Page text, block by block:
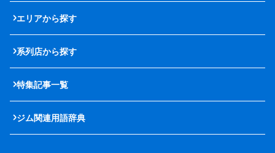
エリアから探す
系列店から探す
特集記事一覧
ジム関連用語辞典